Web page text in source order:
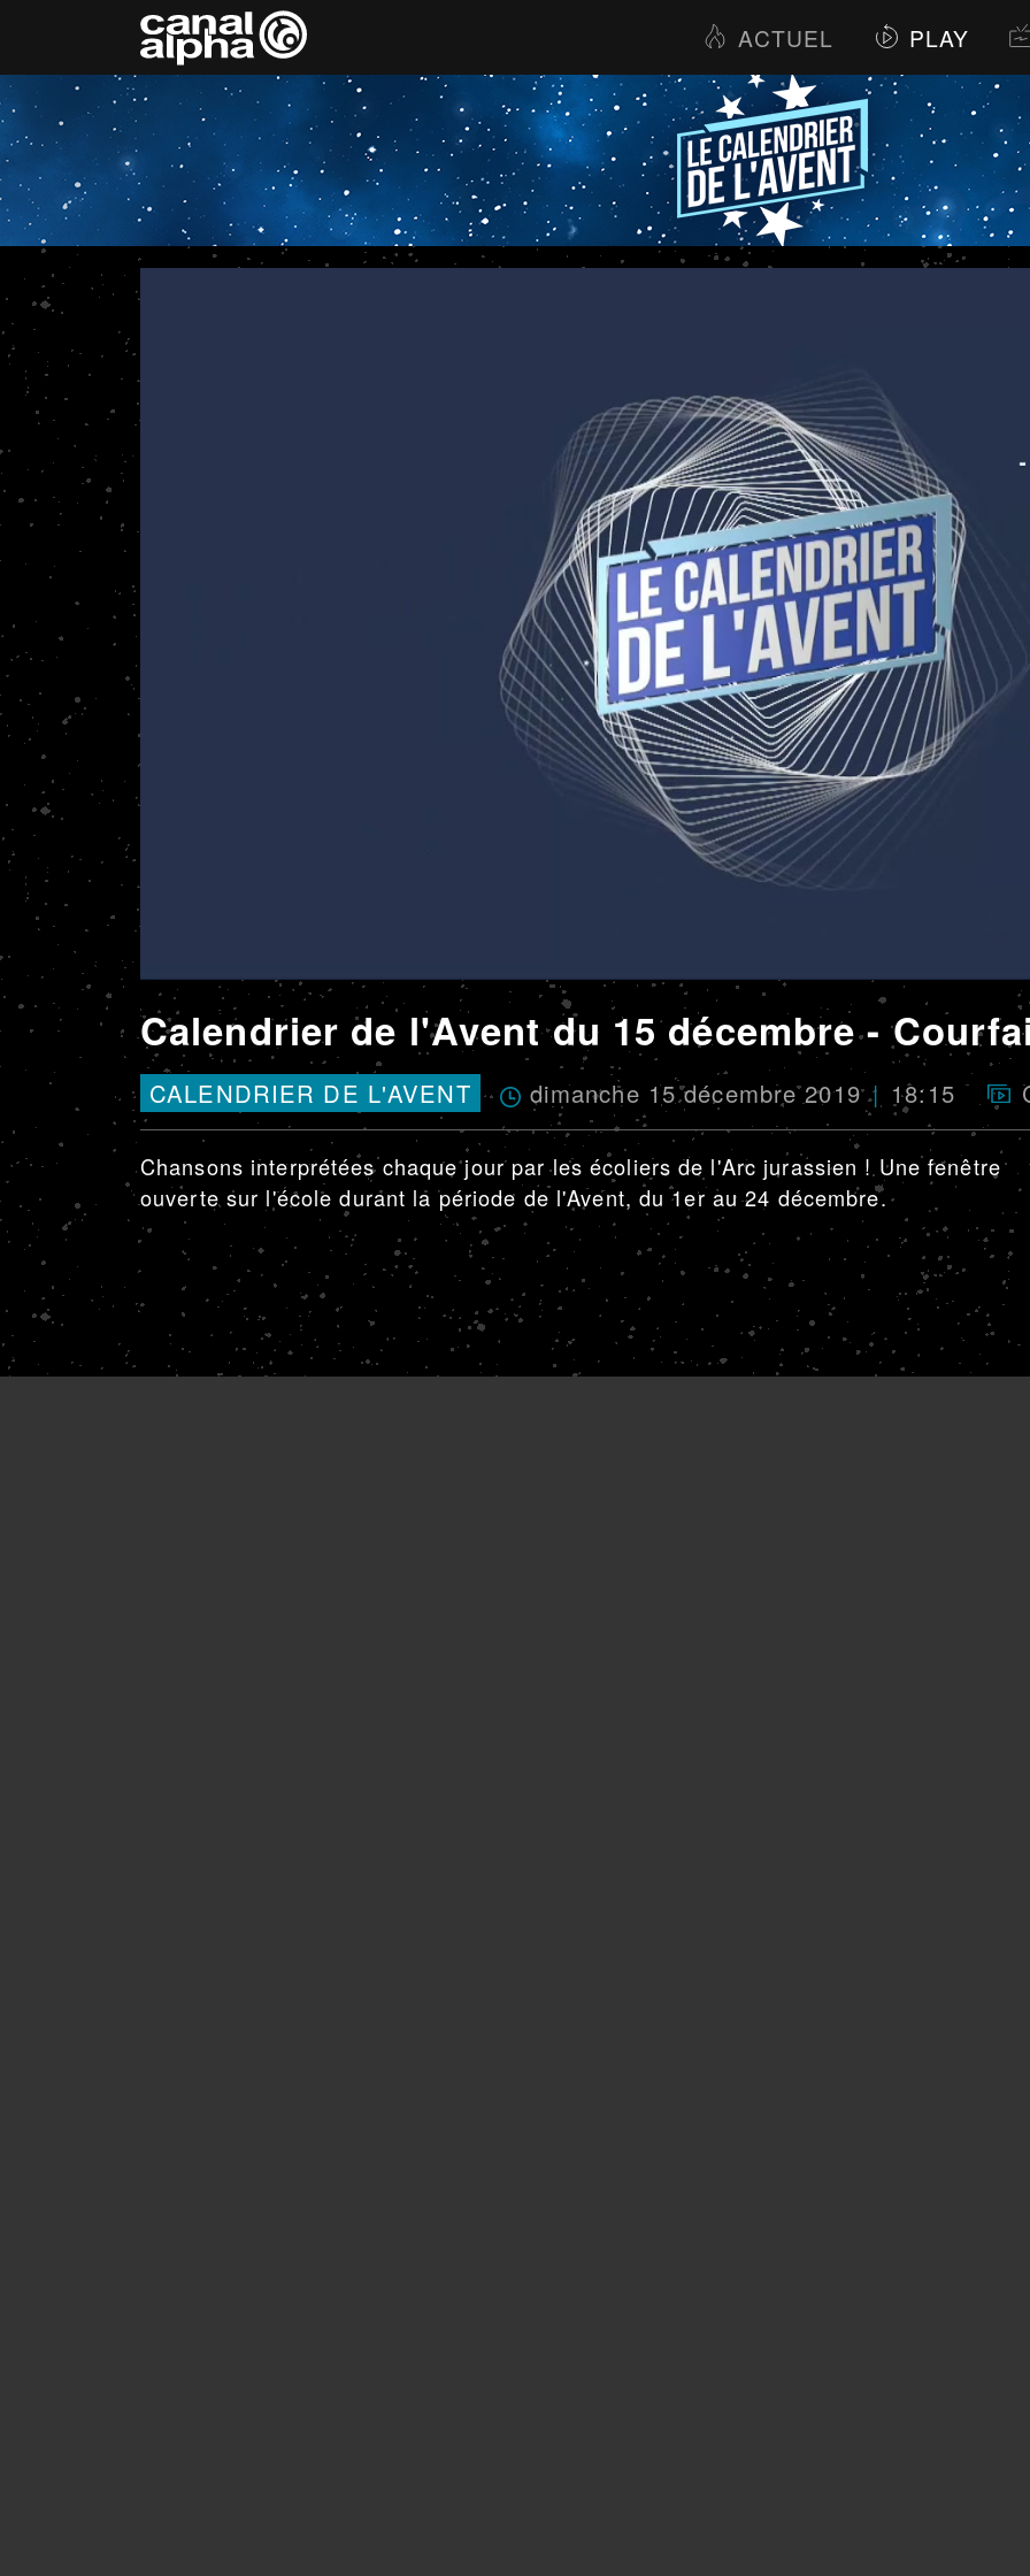
ACTUEL PLAY
Calendrier de l'Avent du 15 décembre -
CALENDRIER DE L'AVENT dimanche 15 décembre 2019 18:15
Chansons interprétées chaque jour par les écoliers de l'Arc jurassien ! Une fenêtre
ouverte sur l'école durant la période de l'Avent, du 1er au 24 décembre.